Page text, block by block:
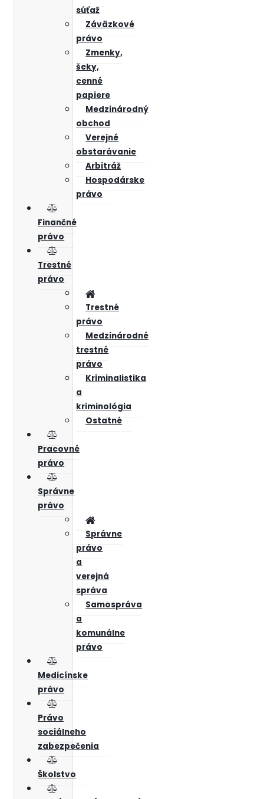
súťaž
Záväzkové
právo
Zmenky,
šeky,
cenné
papiere
Medzinárodný
obchod
Verejné
obstarávanie
Arbitráž
Hospodárske
právo
Finančné
právo
Trestné
právo
Trestné
právo
Medzinárodné
trestné
právo
Kriminalistika
a
kriminológia
Ostatné
Pracovné
právo
Správne
právo
Správne
právo
a
verejná
správa
Samospráva
a
komunálne
právo
Medicínske
právo
Právo
sociálneho
zabezpečenia
Školstvo